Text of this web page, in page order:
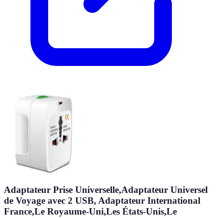
Adaptateur Prise Universelle,Adaptateur Universel
de Voyage avec 2 USB, Adaptateur International
France,Le Royaume-Uni,Les États-Unis,Le